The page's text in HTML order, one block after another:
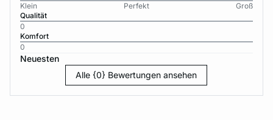
Klein
Perfekt
Groß
Qualität
0
Komfort
0
Neuesten
Alle {0} Bewertungen ansehen